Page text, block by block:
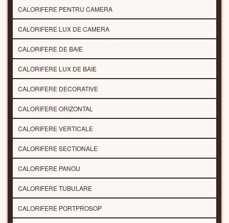
CALORIFERE PENTRU CAMERA
CALORIFERE LUX DE CAMERA
CALORIFERE DE BAIE
CALORIFERE LUX DE BAIE
CALORIFERE DECORATIVE
CALORIFERE ORIZONTAL
CALORIFERE VERTICALE
CALORIFERE SECTIONALE
CALORIFERE PANOU
CALORIFERE TUBULARE
CALORIFERE PORTPROSOP